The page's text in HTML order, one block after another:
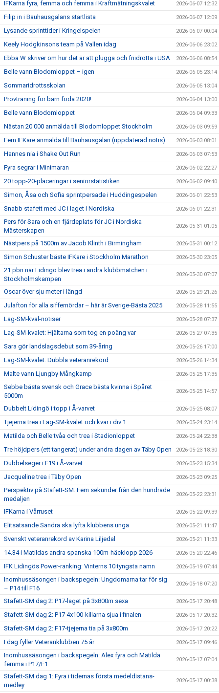
IFKarna fyra, femma och femma i Kraftmätningskvalet 2026-06-07 12:32
Filip in i Bauhausgalans startlista 2026-06-07 12:09
Lysande sprinttider i Kringelspelen 2026-06-07 00:04
Keely Hodgkinsons team på Vallen idag 2026-06-06 23:02
Ebba W skriver om hur det är att plugga och friidrotta i USA 2026-06-06 08:54
Belle vann Blodomloppet – igen 2026-06-05 23:14
Sommaridrottsskolan 2026-06-05 13:04
Provträning för barn föda 2020! 2026-06-04 13:00
Belle vann Blodomloppet 2026-06-04 09:33
Nästan 20 000 anmälda till Blodomloppet Stockholm 2026-06-03 09:59
Fem IFKare anmälda till Bauhausgalan (uppdaterad notis) 2026-06-03 08:01
Hannes nia i Shake Out Run 2026-06-03 07:53
Fyra segrar i Minimaran 2026-06-02 22:27
20 topp-20-placeringar i seniorstatistiken 2026-06-02 09:40
Simon, Åsa och Sofia sprintpersade i Huddingespelen 2026-06-01 22:53
Snabb stafett med JC i laget i Nordiska 2026-06-01 22:31
Pers för Sara och en fjärdeplats för JC i Nordiska
Mästerskapen
2026-05-31 01:05
Nästpers på 1500m av Jacob Klinth i Birmingham 2026-05-31 00:12
Simon Schuster bäste IFKare i Stockholm Marathon 2026-05-30 23:05
21 pbn när Lidingö blev trea i andra klubbmatchen i
Stockholmskampen
2026-05-30 07:07
Oscar över sju meter i längd 2026-05-29 21:26
Julafton för alla siffernördar – här är Sverige-Bästa 2025 2026-05-28 11:55
Lag-SM-kval-notiser 2026-05-28 07:37
Lag-SM-kvalet: Hjältarna som tog en poäng var 2026-05-27 07:35
Sara gör landslagsdebut som 39-åring 2026-05-26 17:00
Lag-SM-kvalet: Dubbla veteranrekord 2026-05-26 14:34
Malte vann Ljungby Mångkamp 2026-05-25 17:35
Sebbe bästa svensk och Grace bästa kvinna i Spåret
5000m
2026-05-25 14:57
Dubbelt Lidingö i topp i Å-varvet 2026-05-25 08:07
Tjejerna trea i Lag-SM-kvalet och kvar i div 1 2026-05-24 23:14
Matilda och Belle tvåa och trea i Stadionloppet 2026-05-24 22:38
Tre höjdpers (ett tangerat) under andra dagen av Täby Open 2026-05-23 18:30
Dubbelseger i F19 i Å-varvet 2026-05-23 15:34
Jacqueline trea i Täby Open 2026-05-23 09:25
Perspektiv på Stafett-SM: Fem sekunder från den hundrade
medaljen
2026-05-22 23:31
IFKarna i Vårruset 2026-05-22 09:39
Elitsatsande Sandra ska lyfta klubbens unga 2026-05-21 11:47
Svenskt veteranrekord av Karina Liljedal 2026-05-21 11:33
14.34 i Matildas andra spanska 100m-häcklopp 2026 2026-05-20 22:46
IFK Lidingös Power-ranking: Vinterns 10 tyngsta namn 2026-05-19 07:44
Inomhussäsongen i backspegeln: Ungdomarna tar för sig
– P14 till F16
2026-05-18 07:20
Stafett-SM dag 2: P17-laget på 3x800m sexa 2026-05-17 20:48
Stafett-SM dag 2: P17 4x100-killarna sjua i finalen 2026-05-17 20:32
Stafett-SM dag 2: F17-tjejerna tia på 3x800m 2026-05-17 20:22
I dag fyller Veteranklubben 75 år 2026-05-17 09:46
Inomhussäsongen i backspegeln: Alex fyra och Matilda
femma i P17/F1
2026-05-17 07:04
Stafett-SM dag 1: Fyra i tidernas första medeldistans-
medley
2026-05-17 00:38